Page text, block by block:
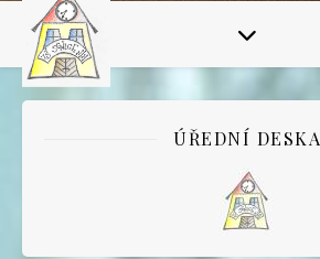
ÚŘEDNÍ DESKA